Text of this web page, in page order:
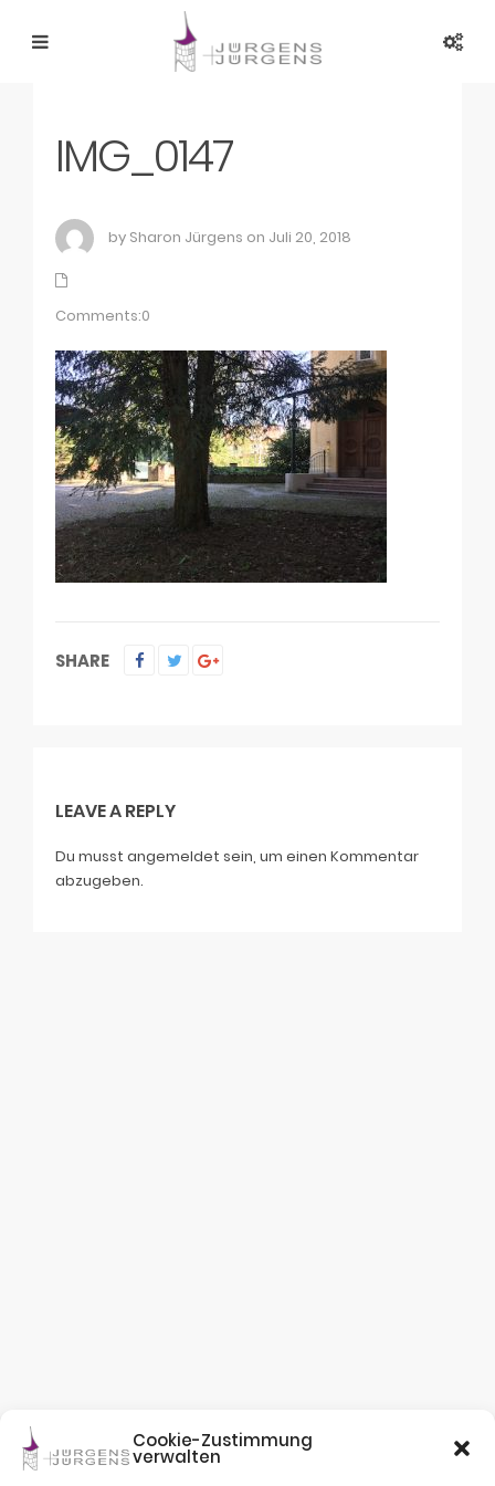
Cookie-Zustimmung
verwalten
IMG_0147
by Sharon Jürgens on Juli 20, 2018
Comments:0
SHARE
LEAVE A REPLY
Du musst angemeldet sein, um einen Kommentar
abzugeben.